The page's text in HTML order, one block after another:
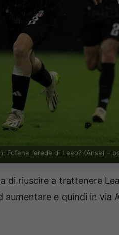
Fofana l’erede di Leao? (Ansa) –
di riuscire a trattenere
aumentare e quindi in via